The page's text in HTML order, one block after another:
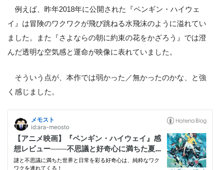
例えば、昨年2018年に公開された『ペンギン・ハイウェ
イ』は冒険のワクワクが飛び跳ねる水飛沫のように溢れてい
ました。また『さよならの朝に約束の花をかざろう』では澄
んだ透明な空気感と運命が映像に表れていました。
そういう点が、本作では弱かった／無かったのかな、と強
く感じました。